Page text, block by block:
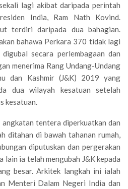
lagi akibat daripada perintah
India, Ram Nath Kovind.
terdiri daripada dua bahagian.
bahawa Perkara 370 tidak lagi
secara perlembagaan dan
menerima Rang Undang-Undang
dan Kashmir (J&K) 2019 yang
dua wilayah kesatuan setelah
kesatuan.
tentera diperkuatkan dan
ditahan di bawah tahanan rumah,
diputuskan dan pergerakan
ia telah mengubah J&K kepada
besar. Arkitek langkah ini ialah
Menteri Dalam Negeri India dan